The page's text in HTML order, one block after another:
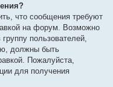
что сообщения требуют
на форум. Возможно
пользователей,
должны быть
Пожалуйста,
для получения